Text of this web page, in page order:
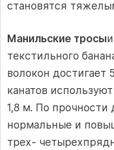
становятся
Манильские тросы
текстильного
волокон достигает
канатов
1,8 м. По прочности
нормальные и
трех-